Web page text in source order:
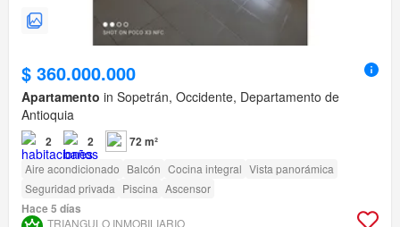
$ 360.000.000
Apartamento in Sopetrán, Occidente, Departamento de
Antioquia
2 2 72 m²
Aire acondicionado Balcón Cocina integral Vista panorámica
Seguridad privada Piscina Ascensor
Hace 5 días
TRIANGULO INMOBILIARIO